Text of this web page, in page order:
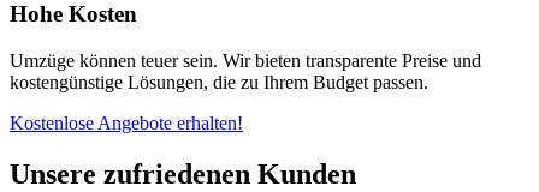
Hohe Kosten
Umzüge können teuer sein. Wir bieten transparente Preise und
kostengünstige Lösungen, die zu Ihrem Budget passen.
Kostenlose Angebote erhalten!
Unsere zufriedenen Kunden